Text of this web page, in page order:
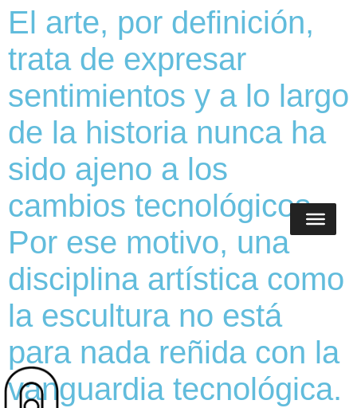
El arte, por definición,
trata de expresar
sentimientos y a lo largo
de la historia nunca ha
sido ajeno a los
cambios tecnológicos.
Por ese motivo, una
disciplina artística como
la escultura no está
para nada reñida con la
vanguardia tecnológica.